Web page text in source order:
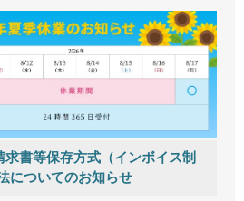
求書等保存方式（インボイス制
についてのお知らせ